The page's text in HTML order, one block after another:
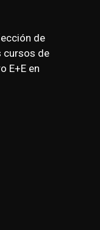
de
cursos de
E+E en